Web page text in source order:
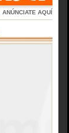
ANÚNCIATE AQUÍ